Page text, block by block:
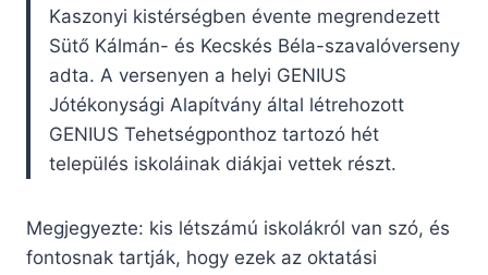
Kaszonyi kistérségben évente megrendezett
Sütő Kálmán- és Kecskés Béla-szavalóverseny
adta. A versenyen a helyi GENIUS
Jótékonysági Alapítvány által létrehozott
GENIUS Tehetségponthoz tartozó hét
település iskoláinak diákjai vettek részt.
Megjegyezte: kis létszámú iskolákról van szó, és
fontosnak tartják, hogy ezek az oktatási